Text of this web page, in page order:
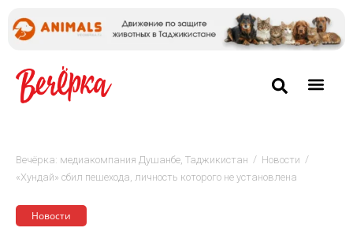
Вечёрка: медиакомпания Душанбе, Таджикистан / Новости /
«Хундай» сбил пешехода, личность которого не установлена
Новости